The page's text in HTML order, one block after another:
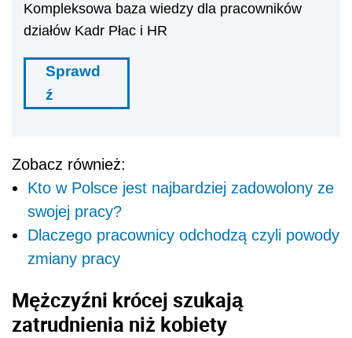
Kompleksowa baza wiedzy dla pracowników
działów Kadr Płac i HR
Sprawd
ź
Zobacz również:
Kto w Polsce jest najbardziej zadowolony ze
swojej pracy?
Dlaczego pracownicy odchodzą czyli powody
zmiany pracy
Mężczyźni krócej szukają
zatrudnienia niż kobiety